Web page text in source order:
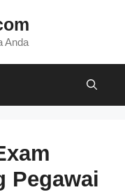
Anda
Pegawai